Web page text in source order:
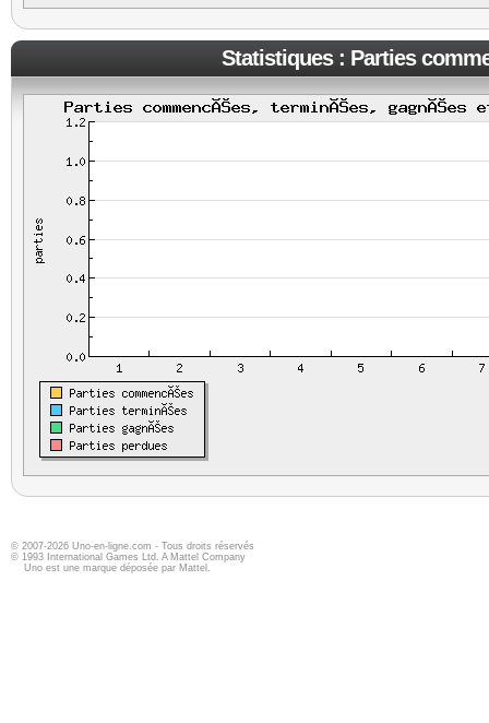
Statistiques : Parties
© 2007-2026 Uno-en-ligne.com - Tous droits réservés
© 1993 International Games Ltd. A Mattel Company
Uno est une marque déposée par Mattel.